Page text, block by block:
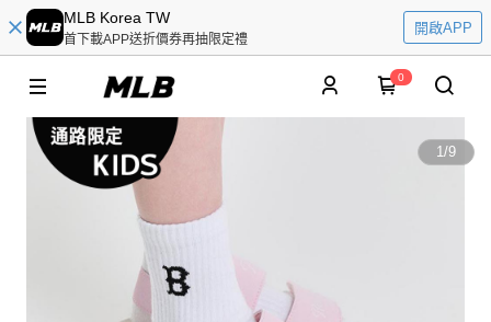
MLB Korea TW
首下載APP送折價券再抽限定禮
開啟APP
0
1/9